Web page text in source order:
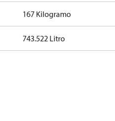
167 Kilogramo
743.522 Litro